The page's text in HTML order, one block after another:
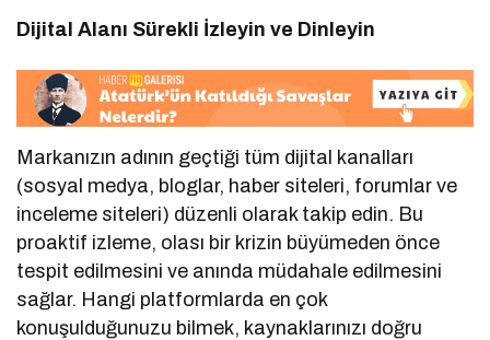
Dijital Alanı Sürekli İzleyin ve Dinleyin
Markanızın adının geçtiği tüm dijital kanalları
(sosyal medya, bloglar, haber siteleri, forumlar ve
inceleme siteleri) düzenli olarak takip edin. Bu
proaktif izleme, olası bir krizin büyümeden önce
tespit edilmesini ve anında müdahale edilmesini
sağlar. Hangi platformlarda en çok
konuşulduğunuzu bilmek, kaynaklarınızı doğru